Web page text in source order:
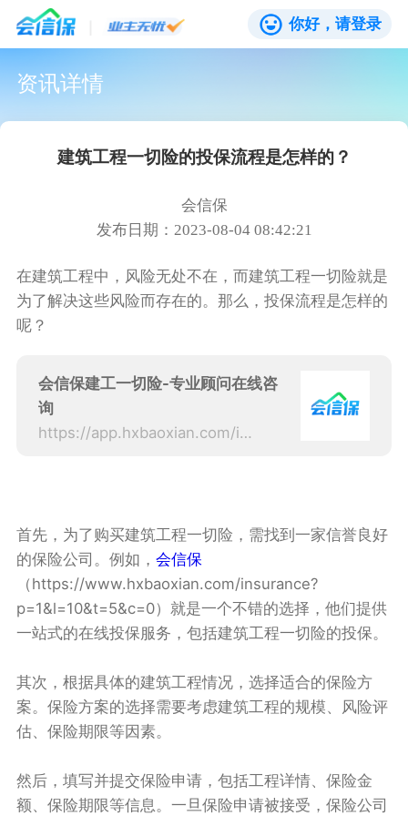
你好，请登录
资讯详情
建筑工程一切险的投保流程是怎样的？
会信保
发布日期：2023-08-04 08:42:21
在建筑工程中，风险无处不在，而建筑工程一切险就是
为了解决这些风险而存在的。那么，投保流程是怎样的
呢？
会信保建工一切险-专业顾问在线咨
询
https://app.hxbaoxian.com/insurance?p=1&l=20&t=5&c=0&sourceType=web
首先，为了购买建筑工程一切险，需找到一家信誉良好
的保险公司。例如， 会信保
（https://www.hxbaoxian.com/insurance?
p=1&l=10&t=5&c=0）就是一个不错的选择，他们提供
一站式的在线投保服务，包括建筑工程一切险的投保。
其次，根据具体的建筑工程情况，选择适合的保险方
案。保险方案的选择需要考虑建筑工程的规模、风险评
估、保险期限等因素。
然后，填写并提交保险申请，包括工程详情、保险金
额、保险期限等信息。一旦保险申请被接受，保险公司